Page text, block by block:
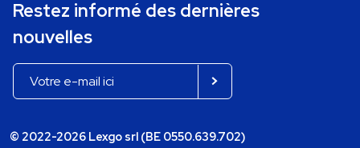
Restez informé des dernières
nouvelles
© 2022-2026 Lexgo srl (BE 0550.639.702)